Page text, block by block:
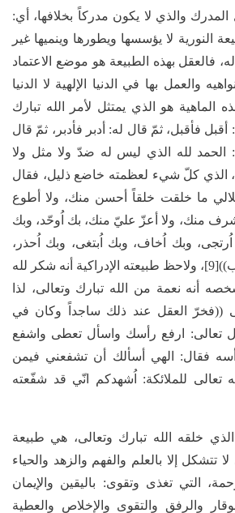
والذي لا يكون مدركاً بخلافها، أي:
النورية لا يؤسسها ويطورها وينميها غير
فالعقل بهذه الطبيعة هو موضع الاعتماد
والعمل بها في الدنيا الإلهية لا الدنيا
الماهية هو الذي يمتثل لأمر الله تبارك
أقبل فأقبل، ثمّ قال له: أدبر فأدبر، ثمّ قال
الحمد لله الذي ليس له ضدّ ولا مثل ولا
الذي كلّ شيء لعظمته خاضع ذليل، فقال
ما خلقت خلقاً أحسن منك، ولا أطوع
منك، ولا أعزّ عليّ منك، بك اُوحّد، وبك
وبك اُخاف، وبك اُبتغى، وبك اُحذر،
وبك الثواب، وبك العقاب))[9]، ولاحظ طبيعته الإدراكية أنه شكر لله
أنه نعمة من الله تبارك وتعالى، لذا
((فخرّ العقل عند ذلك ساجداً وكان في
تعالى: ارفع رأسك واسأل تعطى واشفع
فقال: الهي أسألك أن تشفعني فيمن
تعالى للملائكة: اُشهدكم انّي قد شفّعته
خلقه الله تبارك وتعالى، هي طبيعة
تتشكل إلا بالعلم والفهم والزهد والحياء
التي تغذى وتقوى: باليقين والإيمان
والرفق والتقوى والإخلاص والعطية